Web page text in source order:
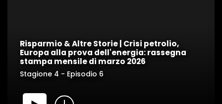
Risparmio & Altre Storie | Crisi petrolio,
Europa alla prova dell'energia: rassegna
stampa mensile di marzo 2026
Stagione 4 - Episodio 6